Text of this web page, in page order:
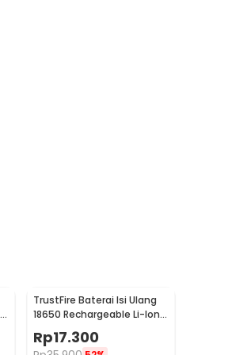
TrustFire Baterai Isi Ulang
18650 Rechargeable Li-Ion
3.7V 6000mAh 1PC -
BRC18650
Rp17.300